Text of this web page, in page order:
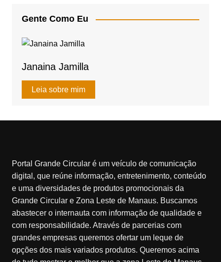
p
p
o
o
Gente Como Eu
Janaina Jamilla
Leia sobre mim
Portal Grande Circular é um veículo de comunicação
digital, que reúne informação, entretenimento, conteúdo
e uma diversidades de produtos promocionais da
Grande Circular e Zona Leste de Manaus. Buscamos
abastecer o internauta com informação de qualidade e
com responsabilidade. Através de parcerias com
grandes empresas queremos ofertar um leque de
opções dos mais variados produtos. Queremos acima